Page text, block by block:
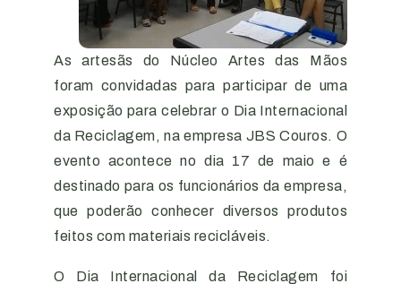
As artesãs do Núcleo Artes das Mãos
foram convidadas para participar de uma
exposição para celebrar o Dia Internacional
da Reciclagem, na empresa JBS Couros. O
evento acontece no dia 17 de maio e é
destinado para os funcionários da empresa,
que poderão conhecer diversos produtos
feitos com materiais recicláveis.
O Dia Internacional da Reciclagem foi